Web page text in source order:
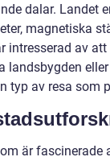
dalar. Landet
magnetiska
intresserad av
landsbygden
typ av resa som
är fascinerade